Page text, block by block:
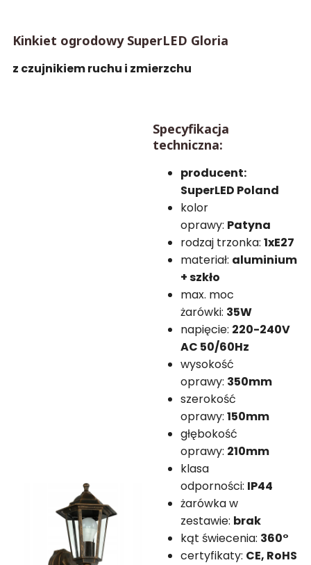
Kinkiet ogrodowy SuperLED Gloria
z czujnikiem ruchu i zmierzchu
Specyfikacja
techniczna:
producent:
SuperLED Poland
kolor
oprawy: Patyna
rodzaj trzonka: 1xE27
materiał: aluminium
+ szkło
max. moc
żarówki: 35W
napięcie: 220-240V
AC 50/60Hz
wysokość
oprawy: 350mm
szerokość
oprawy: 150mm
głębokość
oprawy: 210mm
klasa
odporności: IP44
żarówka w
zestawie: brak
kąt świecenia: 360°
certyfikaty: CE, RoHS